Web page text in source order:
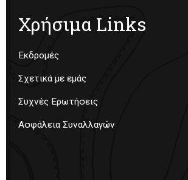
Χρήσιμα Links
Εκδρομές
Σχετικά με εμάς
Συχνές Ερωτήσεις
Ασφάλεια Συναλλαγών